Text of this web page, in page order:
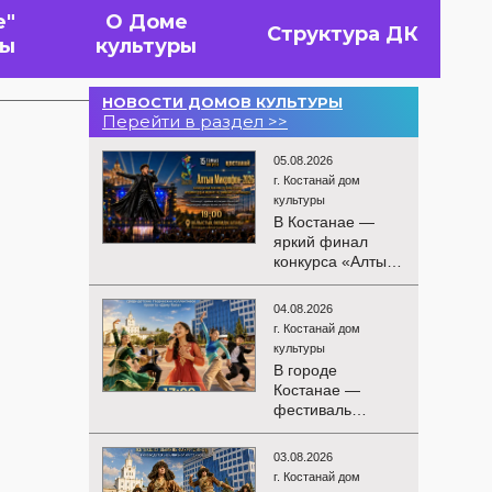
О Доме
культуры
Структура ДК
НОВОСТИ ДОМОВ КУЛЬТУРЫ
Перейти в раздел >>
05.08.2026
г. Костанай дом
культуры
В Костанае —
яркий финал
конкурса «Алтын
Микрофон-2026»!
15 августа
состоятся
церемония
награждения
победителей и
гала-концерт
Международного
конкурса
вокалистов! Вас
ждут яркие
04.08.2026
г. Костанай дом
культуры
В городе
Костанае —
фестиваль
детского
творчества
«Алтын дән»! 15
03.08.2026
г. Костанай дом